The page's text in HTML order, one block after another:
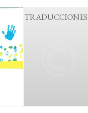
TRADUCCIONES